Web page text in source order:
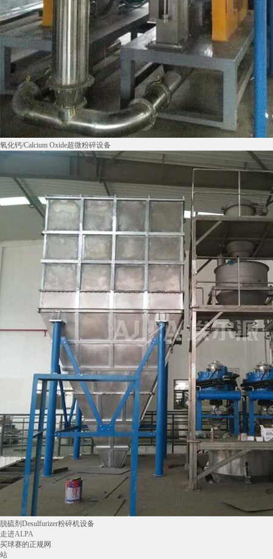
氧化钙/Calcium Oxide超微粉碎设备
脱硫剂Desulfurizer粉碎机设备
走进ALPA
买球赛的正规网
站